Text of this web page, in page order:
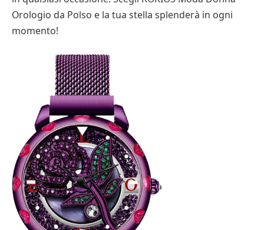
Orologio da Polso e la tua stella splenderà in ogni
momento!